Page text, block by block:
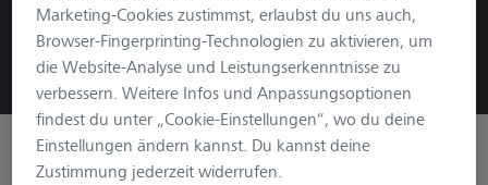
Informationen
Marketing-Cookies zustimmst, erlaubst du uns auch,
Browser-Fingerprinting-Technologien zu aktivieren, um
die Website-Analyse und Leistungserkenntnisse zu
verbessern. Weitere Infos und Anpassungsoptionen
findest du unter „Cookie-Einstellungen“, wo du deine
Einstellungen ändern kannst. Du kannst deine
Zustimmung jederzeit widerrufen.